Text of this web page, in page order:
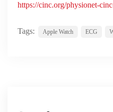
https://cinc.org/physionet-
Tags: Apple Watch ECG